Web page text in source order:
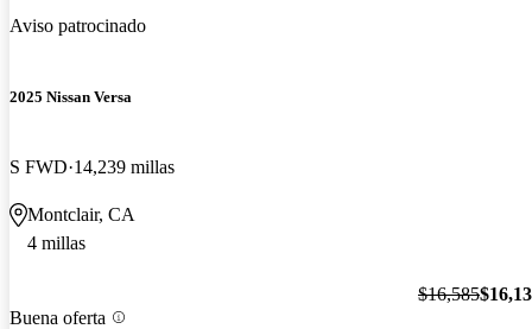
Aviso patrocinado
2025 Nissan Versa
S FWD 14,239 millas
Montclair, CA
4 millas
Buena oferta
$16,585